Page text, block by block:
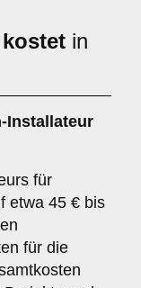
kostet in
Installateur
für
etwa 45 € bis
für die